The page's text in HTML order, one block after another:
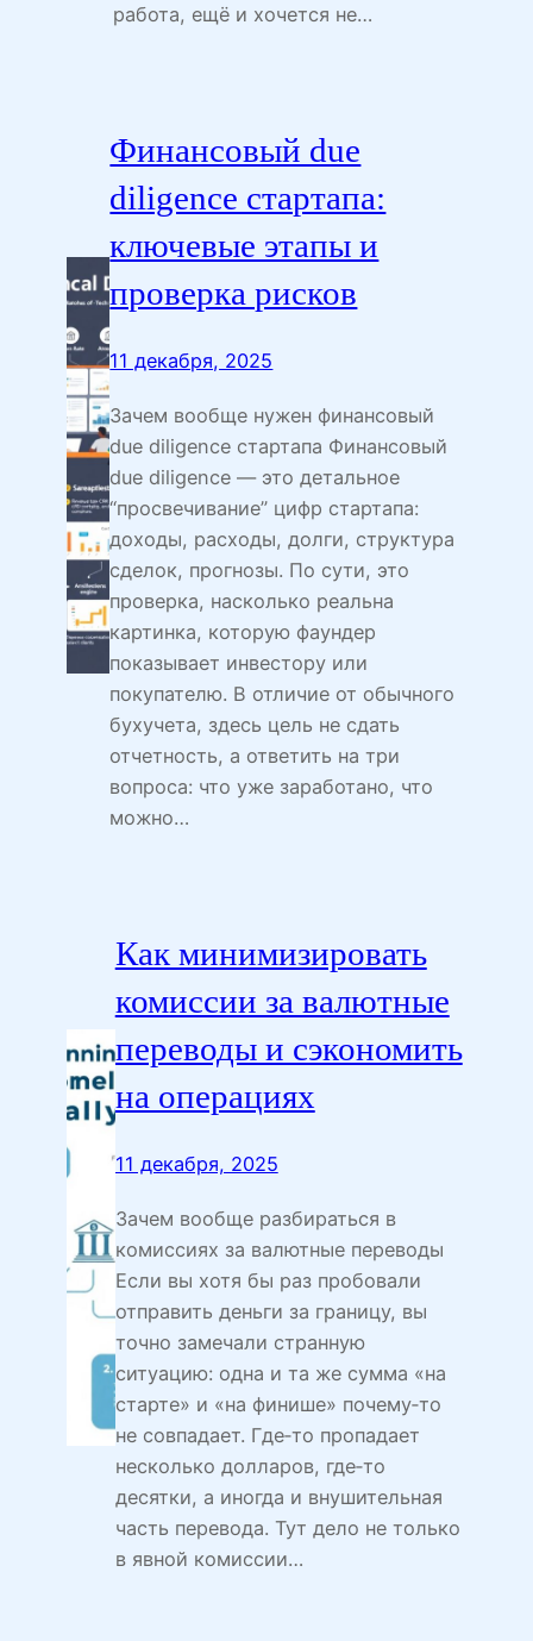
работа, ещё и хочется не…
Финансовый due
diligence стартапа:
ключевые этапы и
проверка рисков
11 декабря, 2025
Зачем вообще нужен финансовый
due diligence стартапа Финансовый
due diligence — это детальное
“просвечивание” цифр стартапа:
доходы, расходы, долги, структура
сделок, прогнозы. По сути, это
проверка, насколько реальна
картинка, которую фаундер
показывает инвестору или
покупателю. В отличие от обычного
бухучета, здесь цель не сдать
отчетность, а ответить на три
вопроса: что уже заработано, что
можно…
Как минимизировать
комиссии за валютные
переводы и сэкономить
на операциях
11 декабря, 2025
Зачем вообще разбираться в
комиссиях за валютные переводы
Если вы хотя бы раз пробовали
отправить деньги за границу, вы
точно замечали странную
ситуацию: одна и та же сумма «на
старте» и «на финише» почему‑то
не совпадает. Где‑то пропадает
несколько долларов, где‑то
десятки, а иногда и внушительная
часть перевода. Тут дело не только
в явной комиссии…